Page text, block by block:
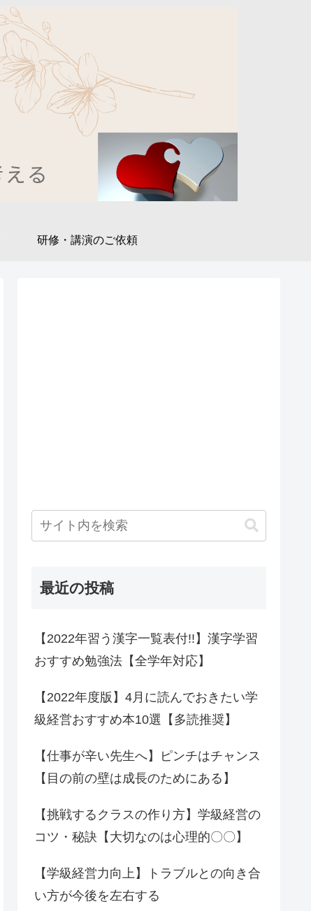
研修・講演のご依頼
最近の投稿
【2022年習う漢字一覧表付!!】漢字学習
おすすめ勉強法【全学年対応】
【2022年度版】4月に読んでおきたい学
級経営おすすめ本10選【多読推奨】
【仕事が辛い先生へ】ピンチはチャンス
【目の前の壁は成長のためにある】
【挑戦するクラスの作り方】学級経営の
コツ・秘訣【大切なのは心理的〇〇】
【学級経営力向上】トラブルとの向き合
い方が今後を左右する